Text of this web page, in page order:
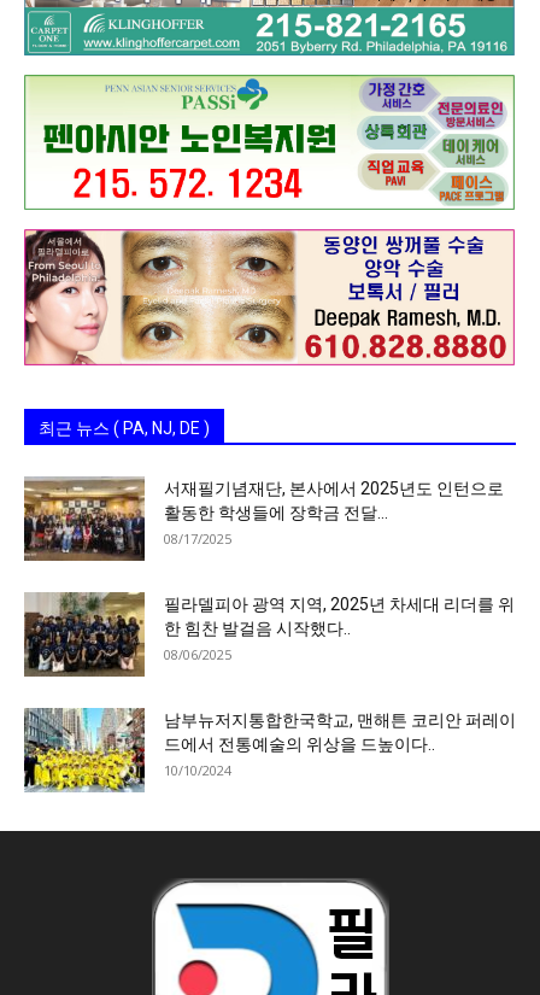
최근 뉴스 ( PA, NJ, DE )
서재필기념재단, 본사에서 2025년도 인턴으로
활동한 학생들에 장학금 전달…
08/17/2025
필라델피아 광역 지역, 2025년 차세대 리더를 위
한 힘찬 발걸음 시작했다..
08/06/2025
남부뉴저지통합한국학교, 맨해튼 코리안 퍼레이
드에서 전통예술의 위상을 드높이다..
10/10/2024